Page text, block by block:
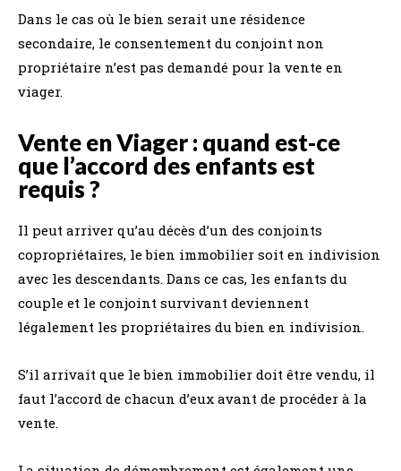
Dans le cas où le bien serait une résidence
secondaire, le consentement du conjoint non
propriétaire n’est pas demandé pour la vente en
viager.
Vente en Viager : quand est-ce
que l’accord des enfants est
requis ?
Il peut arriver qu’au décès d’un des conjoints
copropriétaires, le bien immobilier soit en indivision
avec les descendants. Dans ce cas, les enfants du
couple et le conjoint survivant deviennent
légalement les propriétaires du bien en indivision.
S’il arrivait que le bien immobilier doit être vendu, il
faut l’accord de chacun d’eux avant de procéder à la
vente.